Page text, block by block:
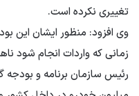
تغییری نکرده است.
وی افزود: منظور ایشان این
زمانی که واردات انجام شود